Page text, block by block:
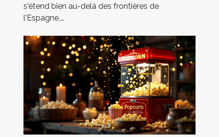
s'étend bien au-delà des frontières de
l'Espagne,...